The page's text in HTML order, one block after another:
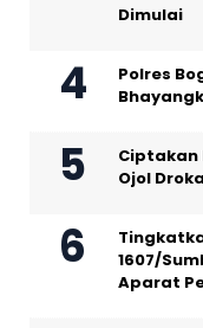
Dimulai
Polres
Ciptakan
Ojol
1607/
Aparat